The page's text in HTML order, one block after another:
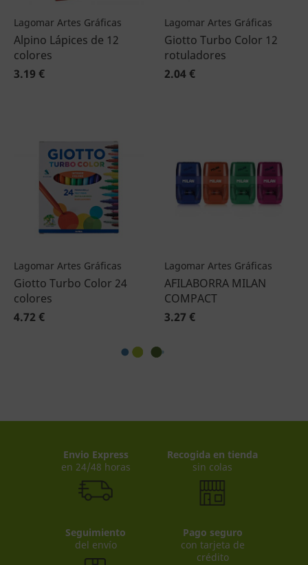
Lagomar Artes Gráficas
Alpino Lápices de 12
colores
3.19 €
Lagomar Artes Gráficas
Giotto Turbo Color 12
rotuladores
2.04 €
Lagomar Artes Gráficas
Giotto Turbo Color 24
colores
4.72 €
Lagomar Artes Gráficas
AFILABORRA MILAN
COMPACT
3.27 €
Envio Express
en 24/48 horas
Recogida en tienda
sin colas
Seguimiento
del envío
Pago seguro
con tarjeta de
crédito